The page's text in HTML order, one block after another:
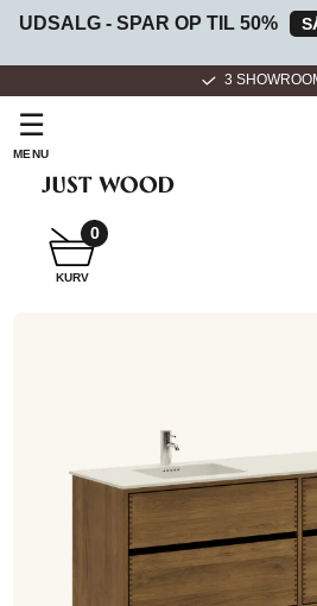
UDSALG - SPAR OP TIL 50%
3
☰
MENU
SNEDKER
BADMØBEL
HVIDEVARER
KURV
0